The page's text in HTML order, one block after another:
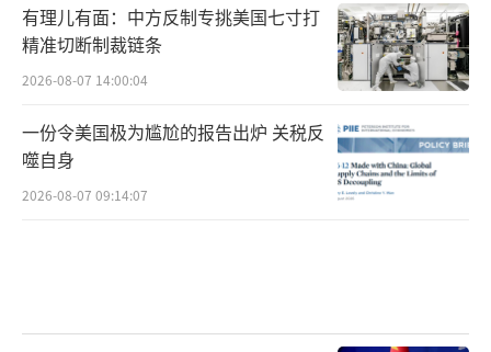
有理儿有面：中方反制专挑美国七寸打
精准切断制裁链条
2026-08-07 14:00:04
一份令美国极为尴尬的报告出炉 关税反
噬自身
2026-08-07 09:14:07